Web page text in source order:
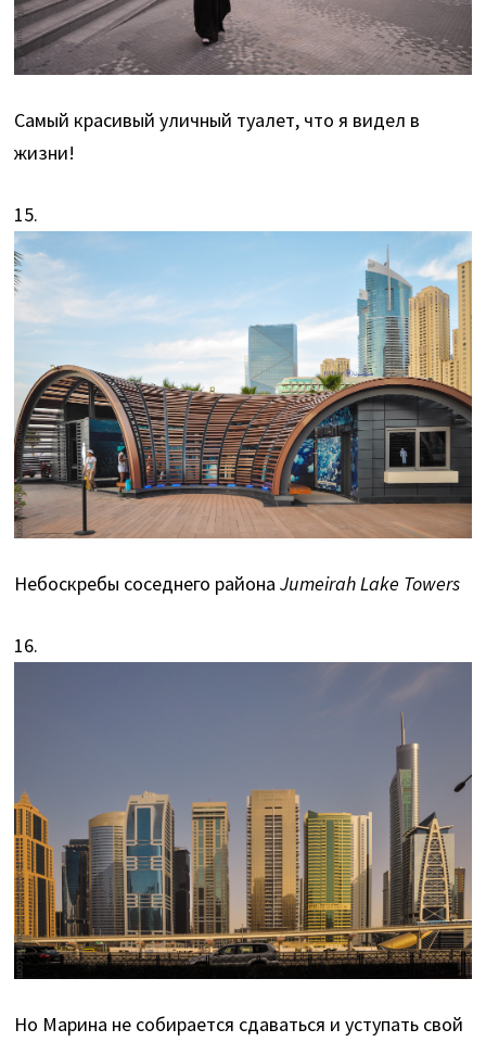
Самый красивый уличный туалет, что я видел в
жизни!
15.
Небоскребы соседнего районаJumeirah Lake Towers
16.
Но Марина не собирается сдаваться и уступать свой